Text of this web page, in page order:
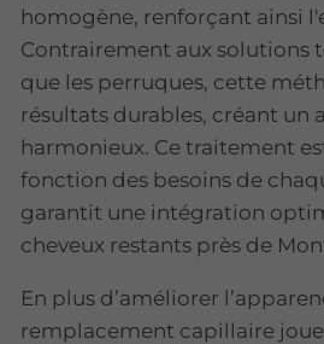
homogène, renforçant ainsi
Contrairement aux solutions
que les perruques, cette
résultats durables, créant un
harmonieux. Ce traitement
fonction des besoins de
garantit une intégration
cheveux restants près de
En plus d’améliorer
remplacement capillaire